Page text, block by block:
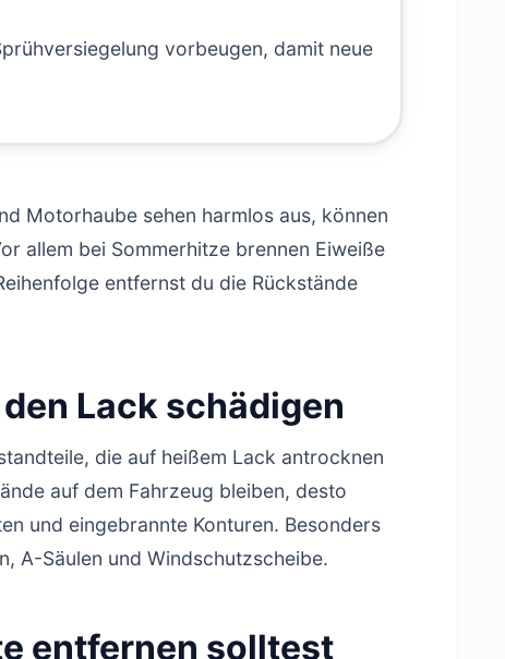
vorbeugen, damit neue
Motorhaube sehen harmlos aus, können
allem bei Sommerhitze brennen Eiweiße
entfernst du die Rückstände
Lack schädigen
die auf heißem Lack antrocknen
auf dem Fahrzeug bleiben, desto
und eingebrannte Konturen. Besonders
A-Säulen und Windschutzscheibe.
entfernen solltest